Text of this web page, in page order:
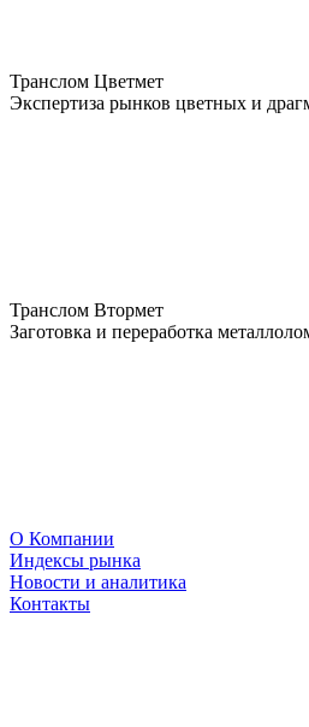
Транслом Цветмет
Экспертиза рынков цветных и
Транслом Втормет
Заготовка и переработка
О Компании
Индексы рынка
Новости и аналитика
Контакты